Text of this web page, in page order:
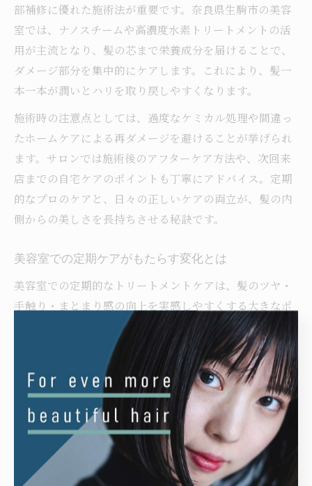
部補修に優れた施術法が重要です。奈良県生駒市の美容
室では、ナノスチームや高濃度水素トリートメントの活
用が主流となり、髪の芯まで栄養成分を届けることで、
ダメージ部分を集中的にケアします。これにより、髪一
本一本が潤いとハリを取り戻しやすくなります。
施術時の注意点としては、過度なケミカル処理や間違っ
たホームケアによる再ダメージを避けることが挙げられ
ます。サロンでは施術後のアフターケア方法や、次回来
店までの自宅ケアのポイントも丁寧にアドバイス。定期
的なプロのケアと、日々の正しいケアの両立が、髪の内
側からの美しさを長持ちさせる秘訣です。
美容室での定期ケアがもたらす変化とは
美容室での定期的なトリートメントケアは、髪のツヤ・
手触り・まとまり感の向上を実感しやすくする大きなポ
イントです。特に奈良県生駒市では、ライフスタイルや
季節ごとの髪の変化に合わせて、最適なケアプランを提
案するサロンが増えています。継続的な施術により、カ
ラーやパーマによるダメージの蓄積を最小限に抑えるこ
とが可能です。
実際に、定期的なケアを続けたお客様からは「髪の変化
を実感できて嬉しい」「毎日のスタイリングが楽になっ
た」との声が多数寄せられています。反面、間隔を空け